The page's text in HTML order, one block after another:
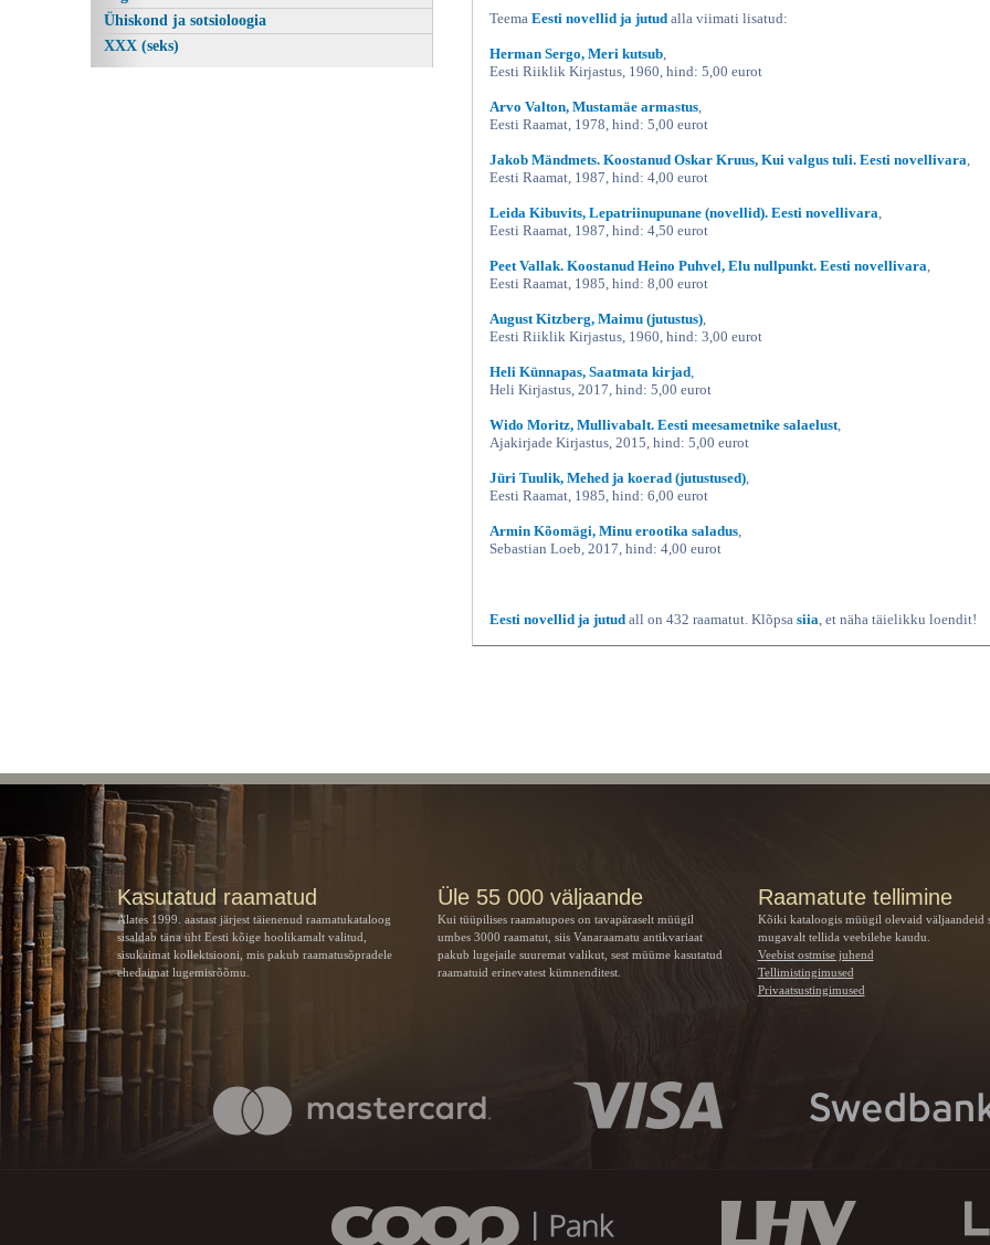
Ühiskond ja sotsioloogia
XXX (seks)
Teema Eesti novellid ja jutud alla viimati lisatud:
Herman Sergo, Meri kutsub
Eesti Riiklik Kirjastus, 1960, hind: 5,00 eurot
Arvo Valton, Mustamäe armastus
Eesti Raamat, 1978, hind: 5,00 eurot
Jakob Mändmets. Koostanud Oskar Kruus, Kui valgus tuli. Eesti novellivara
Eesti Raamat, 1987, hind: 4,00 eurot
Leida Kibuvits, Lepatriinupunane (novellid). Eesti novellivara
Eesti Raamat, 1987, hind: 4,50 eurot
Peet Vallak. Koostanud Heino Puhvel, Elu nullpunkt. Eesti novellivara
Eesti Raamat, 1985, hind: 8,00 eurot
August Kitzberg, Maimu (jutustus)
Eesti Riiklik Kirjastus, 1960, hind: 3,00 eurot
Heli Künnapas, Saatmata kirjad
Heli Kirjastus, 2017, hind: 5,00 eurot
Wido Moritz, Mullivabalt. Eesti meesametnike salaelust
Ajakirjade Kirjastus, 2015, hind: 5,00 eurot
Jüri Tuulik, Mehed ja koerad (jutustused)
Eesti Raamat, 1985, hind: 6,00 eurot
Armin Kõomägi, Minu erootika saladus
Sebastian Loeb, 2017, hind: 4,00 eurot
Eesti novellid ja jutud all on 432 raamatut. Klõpsa siia , et näha täielikku loendit!
Kasutatud raamatud
Alates 1999. aastast järjest täienenud raamatukataloog
sisaldab täna üht Eesti kõige hoolikamalt valitud,
sisukaimat kollektsiooni, mis pakub raamatusõpradele
ehedaimat lugemisrõõmu.
Üle 55 000 väljaande
Kui tüüpilises raamatupoes on tavapäraselt müügil
umbes 3000 raamatut, siis Vanaraamatu antikvariaat
pakub lugejaile suuremat valikut, sest müüme kasutatud
raamatuid erinevatest kümnenditest.
Raamatute tellimine
Kõiki kataloogis müügil olevaid väljaandeid
mugavalt tellida veebilehe kaudu.
Veebist ostmise juhend
Tellimistingimused
Privaatsustingimused